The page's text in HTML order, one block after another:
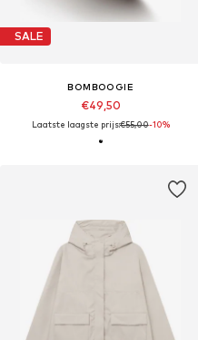
SALE
BOMBOOGIE
€49,50
Laatste laagste prijs:€55,00-10%